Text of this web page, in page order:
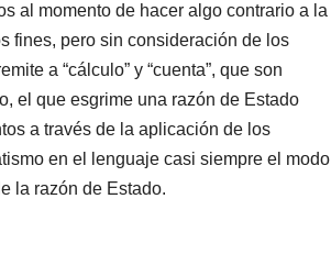
al momento de hacer algo contrario a la
fines, pero sin consideración de los
a “cálculo” y “cuenta”, que son
el que esgrime una razón de Estado
a través de la aplicación de los
en el lenguaje casi siempre el modo
la razón de Estado.